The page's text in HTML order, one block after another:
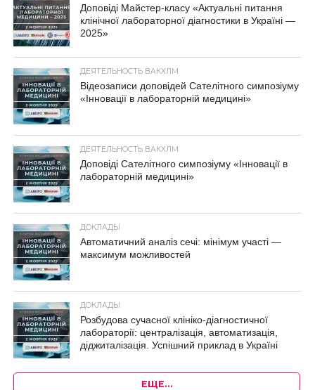
Доповіді Майстер-класу «Актуальні питання
клінічної лабораторної діагностики в Україні —
2025»
ДЕЯТЕЛЬНОСТЬ ВАКХЛМ
Відеозаписи доповідей Сателітного симпозіуму
«Інновації в лабораторній медицині»
ДЕЯТЕЛЬНОСТЬ ВАКХЛМ
Доповіді Сателітного симпозіуму «Інновації в
лабораторній медицині»
ДОКЛАДЫ
Автоматичний аналіз сечі: мінімум участі —
максимум можливостей
ДОКЛАДЫ
Розбудова сучасної клініко-діагностичної
лабораторії: централізація, автоматизація,
діджиталізація. Успішний приклад в Україні
ЕЩЕ…